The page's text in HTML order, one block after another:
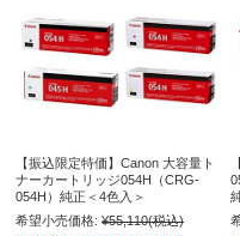
【振込限定特価】Canon 大容量ト
ナーカートリッジ054H（CRG-
054H）純正＜4色入＞
希望小売価格: ¥55,110(税込)